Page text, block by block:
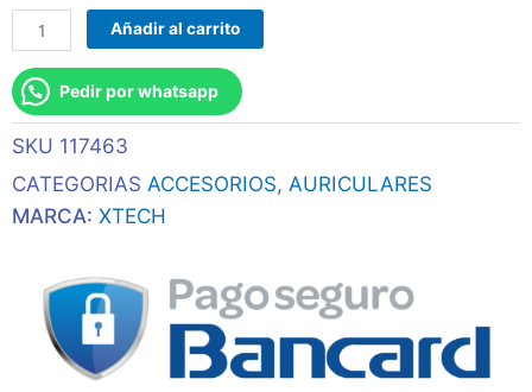
Xtech
Xth-
D701st-
Bl
Stitch
Bt/Mic/Tws/Touch/Azul
Añadir al carrito
Pedir por whatsapp
SKU 117463
CATEGORIAS ACCESORIOS, AURICULARES
MARCA: XTECH